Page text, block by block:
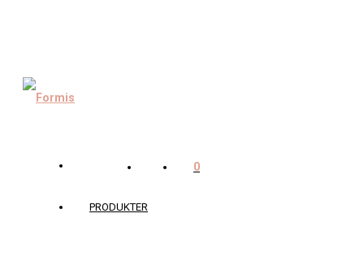
PRODUKTER
0